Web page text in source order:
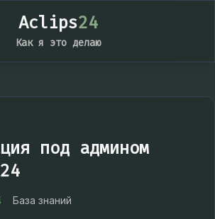
Aclips24
Как я это делаю
под админом
База знаний